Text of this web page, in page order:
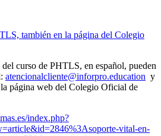
curso de PHTLS, en español, pueden
atencionalcliente@inforpro.education y
página web del Colegio Oficial de
index.php?
vital-en-